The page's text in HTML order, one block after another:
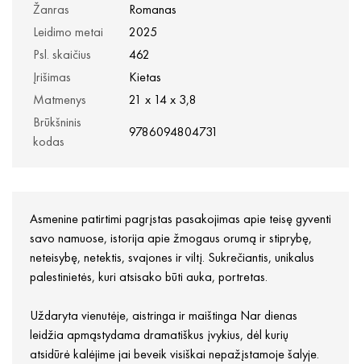
Žanras
Romanas
Leidimo metai
2025
Psl. skaičius
462
Įrišimas
Kietas
Matmenys
21 x 14 x 3,8
Brūkšninis
kodas
9786094804731
Asmenine patirtimi pagrįstas pasakojimas apie teisę gyventi
savo namuose, istorija apie žmogaus orumą ir stiprybę,
neteisybę, netektis, svajones ir viltį. Sukrečiantis, unikalus
palestinietės, kuri atsisako būti auka, portretas.
Uždaryta vienutėje, aistringa ir maištinga Nar dienas
leidžia apmąstydama dramatiškus įvykius, dėl kurių
atsidūrė kalėjime jai beveik visiškai nepažįstamoje šalyje.